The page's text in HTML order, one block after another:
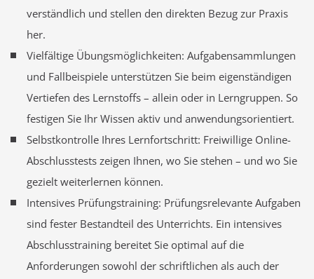
verständlich und stellen den direkten Bezug zur Praxis
her.
Vielfältige Übungsmöglichkeiten: Aufgabensammlungen
und Fallbeispiele unterstützen Sie beim eigenständigen
Vertiefen des Lernstoffs – allein oder in Lerngruppen. So
festigen Sie Ihr Wissen aktiv und anwendungsorientiert.
Selbstkontrolle Ihres Lernfortschritt: Freiwillige Online-
Abschlusstests zeigen Ihnen, wo Sie stehen – und wo Sie
gezielt weiterlernen können.
Intensives Prüfungstraining: Prüfungsrelevante Aufgaben
sind fester Bestandteil des Unterrichts. Ein intensives
Abschlusstraining bereitet Sie optimal auf die
Anforderungen sowohl der schriftlichen als auch der